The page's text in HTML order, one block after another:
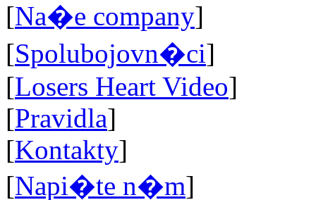
[Na�e company]
[Spolubojovn�ci]
[Losers Heart Video]
[Pravidla]
[Kontakty]
[Napi�te n�m]